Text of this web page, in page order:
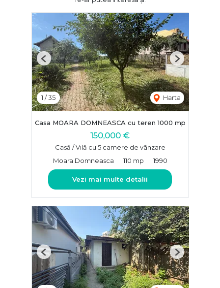
1 /35 Harta
Previous Next
Casa MOARA DOMNEASCA cu teren 1000 mp
150,000 €
Casă / Vilă cu 5 camere de vânzare
Moara Domneasca
110 mp 1990
Vezi mai multe detalii
Previous Next